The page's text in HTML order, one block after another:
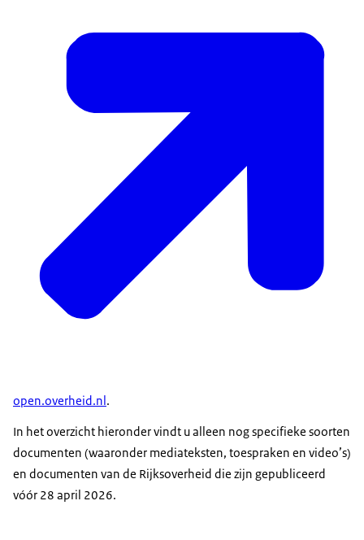
open.overheid.nl.
In het overzicht hieronder vindt u alleen nog specifieke soorten
documenten (waaronder mediateksten, toespraken en video’s)
en documenten van de Rijksoverheid die zijn gepubliceerd
vóór 28 april 2026.